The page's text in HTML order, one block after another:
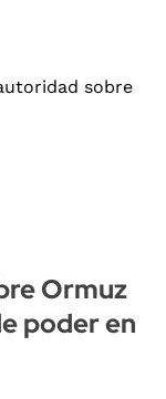
Ormuz
poder en